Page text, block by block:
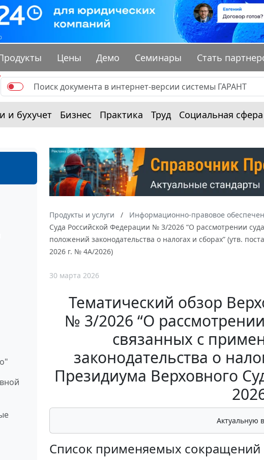
Цены Демо Семинары Стать
и бухучет Бизнес Практика Труд Социальная сфера
Продукты и услуги Информационно-правовое
Суда Российской Федерации № 3/2026 “О рассмотрении
положений законодательства о налогах и сборах” (утв.
2026 г. № 4А/2026)
30 марта 2026
Тематический обзор
№ 3/2026 “О
связанных с
законодательства о
Президиума Верховного
Актуальную
Список применяемых сокращений